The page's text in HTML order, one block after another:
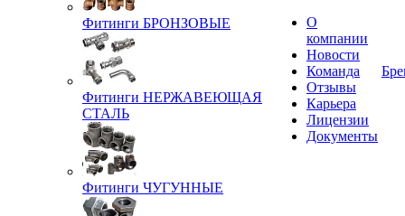
Фитинги БРОНЗОВЫЕ
Фитинги НЕРЖАВЕЮЩАЯ
СТАЛЬ
Фитинги ЧУГУННЫЕ
О
компании
Новости
Команда
Отзывы
Карьера
Лицензии
Документы